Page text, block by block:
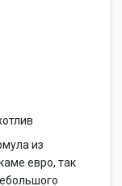
из
евро, так